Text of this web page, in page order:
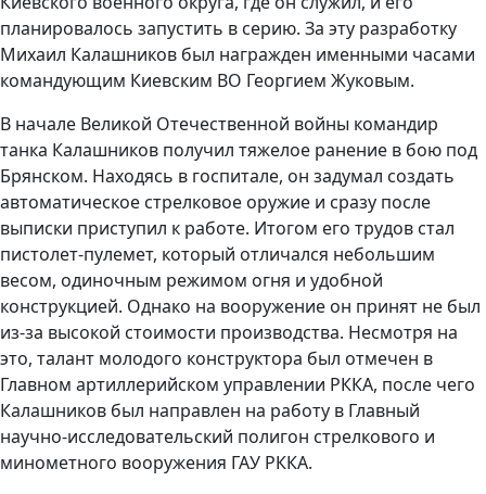
планировалось запустить в серию. За эту разработку
Михаил Калашников был награжден именными часами
командующим Киевским ВО Георгием Жуковым.
В начале Великой Отечественной войны командир
танка Калашников получил тяжелое ранение в бою под
Брянском. Находясь в госпитале, он задумал создать
автоматическое стрелковое оружие и сразу после
выписки приступил к работе. Итогом его трудов стал
пистолет-пулемет, который отличался небольшим
весом, одиночным режимом огня и удобной
конструкцией. Однако на вооружение он принят не был
из-за высокой стоимости производства. Несмотря на
это, талант молодого конструктора был отмечен в
Главном артиллерийском управлении РККА, после чего
Калашников был направлен на работу в Главный
научно-исследовательский полигон стрелкового и
минометного вооружения ГАУ РККА.